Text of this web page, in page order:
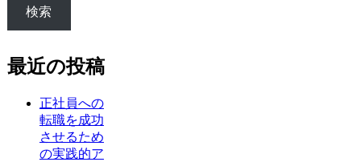
検索
最近の投稿
正社員への
転職を成功
させるため
の実践的ア